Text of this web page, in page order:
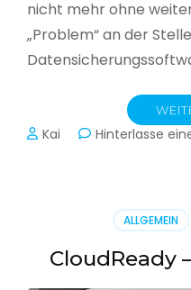
nicht mehr ohne
„Problem“ an der
Kai Hinterlasse
ALLGEMEIN
CloudReady